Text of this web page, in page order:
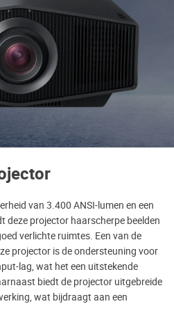
van 3.400 ANSI-lumen en een
deze projector haarscherpe beelden
verlichte ruimtes. Een van de
projector is de ondersteuning voor
lag, wat het een uitstekende
biedt de projector uitgebreide
wat bijdraagt aan een